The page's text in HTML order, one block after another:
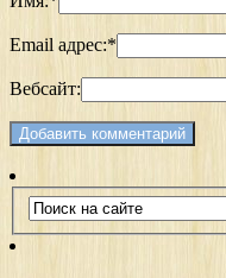
Email адрес:*
Вебсайт: